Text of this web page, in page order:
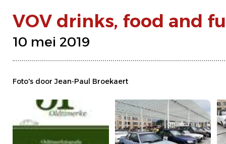
VOV drinks, food and
10 mei 2019
Foto's door Jean-Paul Broekaert